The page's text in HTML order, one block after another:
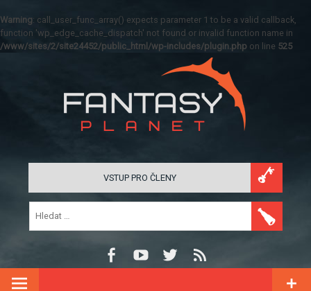
Warning: call_user_func_array() expects parameter 1 to be a valid callback,
function 'wp_edge_cache_dispatch' not found or invalid function name in
/www/sites/2/site24452/public_html/wp-includes/plugin.php on line 525
VSTUP PRO ČLENY